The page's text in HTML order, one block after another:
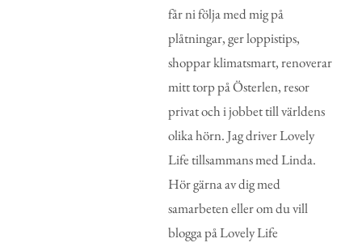
får ni följa med mig på
plåtningar, ger loppistips,
shoppar klimatsmart, renoverar
mitt torp på Österlen, resor
privat och i jobbet till världens
olika hörn. Jag driver Lovely
Life tillsammans med Linda.
Hör gärna av dig med
samarbeten eller om du vill
blogga på Lovely Life